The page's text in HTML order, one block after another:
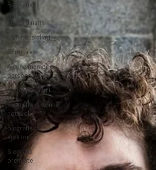
Biografie di
persone
straordinarie
Libri consigliati
Scrittura
Alcune memorie
personali
Amori possibili
Biografie di donne
notevoli
Biografie di
scrittori
Biografie
premiate